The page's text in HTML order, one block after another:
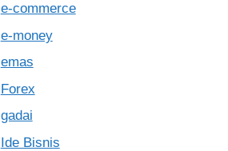
e-commerce
e-money
emas
Forex
gadai
Ide Bisnis